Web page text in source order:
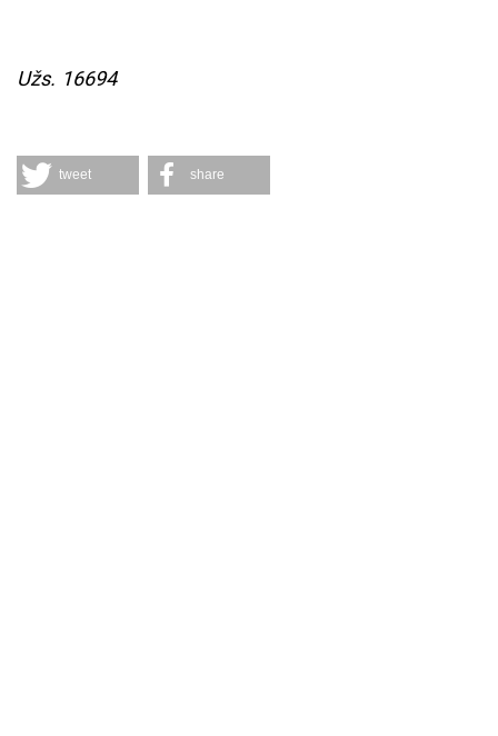
Užs. 16694
tweet share